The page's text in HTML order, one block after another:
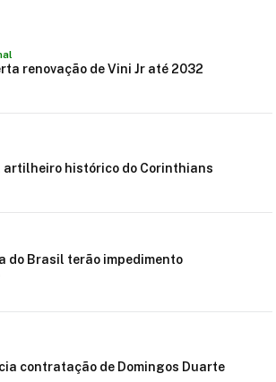
renovação de Vini Jr até 2032
artilheiro histórico do Corinthians
do Brasil terão impedimento
contratação de Domingos Duarte